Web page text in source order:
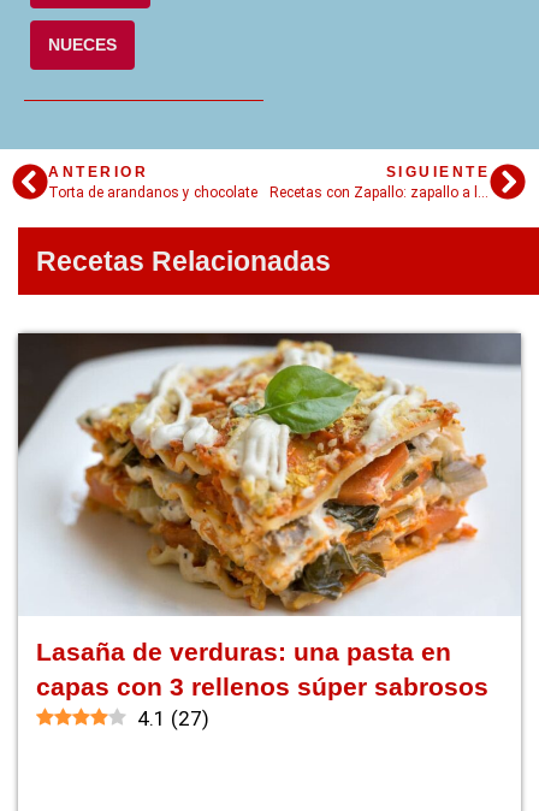
NUECES
ANTERIOR
Torta de arandanos y chocolate
SIGUIENTE
Recetas Relacionadas
Lasaña de verduras: una pasta en
capas con 3 rellenos súper sabrosos
4.1 (27)